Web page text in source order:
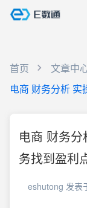
首页
文章中
电商 财务分析
电商 财务
务找到盈利
eshutong 发表